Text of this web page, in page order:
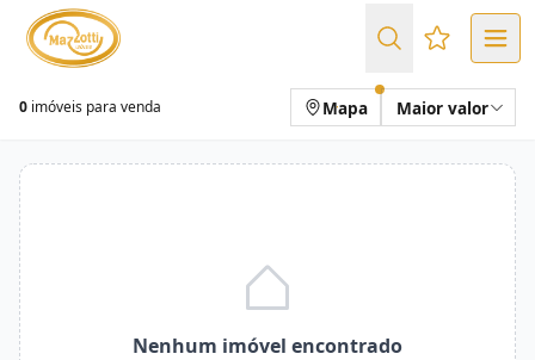
Favoritos
0 imóveis para venda Mapa Maior valor
Nenhum imóvel encontrado